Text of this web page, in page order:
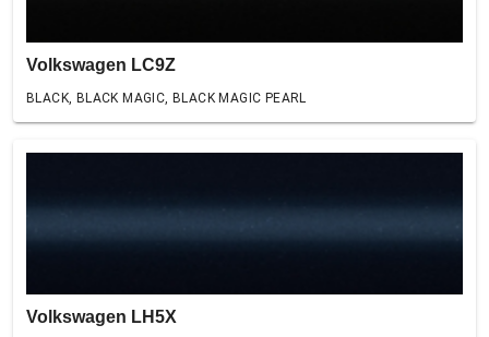
Volkswagen LC9Z
BLACK, BLACK MAGIC, BLACK MAGIC PEARL
Volkswagen LH5X